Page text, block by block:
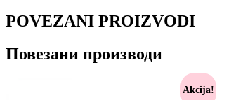
POVEZANI PROIZVODI
Повезани производи
Akcija!